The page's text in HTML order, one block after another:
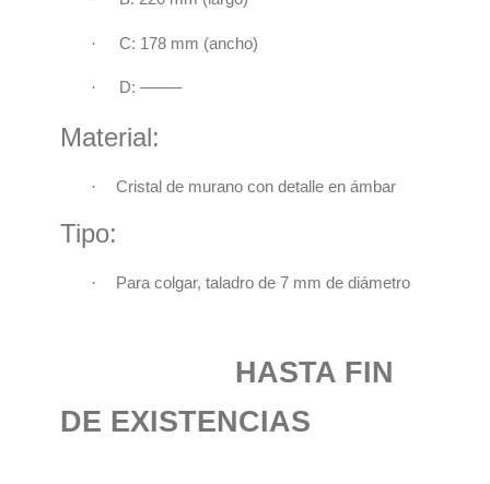
· C: 178 mm (ancho)
· D: ——–
Material:
· Cristal de murano con detalle en ámbar
Tipo:
· Para colgar, taladro de 7 mm de diámetro
HASTA FIN
DE EXISTENCIAS